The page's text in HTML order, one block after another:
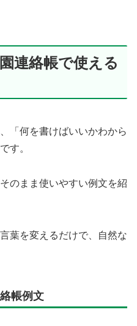
連絡帳で使える
「何を書けばいいかわから
す。
のまま使いやすい例文を紹
葉を変えるだけで、自然な
帳例文